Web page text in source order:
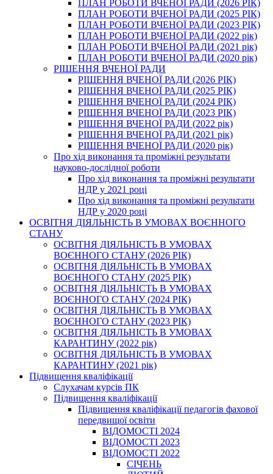
ПЛАН РОБОТИ ВЧЕНОЇ РАДИ (2026 РІК)
ПЛАН РОБОТИ ВЧЕНОЇ РАДИ (2025 РІК)
ПЛАН РОБОТИ ВЧЕНОЇ РАДИ (2023 РІК)
ПЛАН РОБОТИ ВЧЕНОЇ РАДИ (2022 рік)
ПЛАН РОБОТИ ВЧЕНОЇ РАДИ (2021 рік)
ПЛАН РОБОТИ ВЧЕНОЇ РАДИ (2020 рік)
РІШЕННЯ ВЧЕНОЇ РАДИ
РІШЕННЯ ВЧЕНОЇ РАДИ (2026 РІК)
РІШЕННЯ ВЧЕНОЇ РАДИ (2025 РІК)
РІШЕННЯ ВЧЕНОЇ РАДИ (2024 РІК)
РІШЕННЯ ВЧЕНОЇ РАДИ (2023 РІК)
РІШЕННЯ ВЧЕНОЇ РАДИ (2022 рік)
РІШЕННЯ ВЧЕНОЇ РАДИ (2021 рік)
РІШЕННЯ ВЧЕНОЇ РАДИ (2020 рік)
Про хід виконання та проміжні результати
науково-дослідної роботи
Про хід виконання та проміжні результати
НДР у 2021 році
Про хід виконання та проміжні результати
НДР у 2020 році
ОСВІТНЯ ДІЯЛЬНІСТЬ В УМОВАХ ВОЄННОГО
СТАНУ
ОСВІТНЯ ДІЯЛЬНІСТЬ В УМОВАХ
ВОЄННОГО СТАНУ (2026 РІК)
ОСВІТНЯ ДІЯЛЬНІСТЬ В УМОВАХ
ВОЄННОГО СТАНУ (2025 РІК)
ОСВІТНЯ ДІЯЛЬНІСТЬ В УМОВАХ
ВОЄННОГО СТАНУ (2024 РІК)
ОСВІТНЯ ДІЯЛЬНІСТЬ В УМОВАХ
ВОЄННОГО СТАНУ (2023 РІК)
ОСВІТНЯ ДІЯЛЬНІСТЬ В УМОВАХ
КАРАНТИНУ (2022 рік)
ОСВІТНЯ ДІЯЛЬНІСТЬ В УМОВАХ
КАРАНТИНУ (2021 рік)
Підвищення кваліфікації
Слухачам курсів ПК
Підвищення кваліфікації
Підвищення кваліфікації педагогів фахової
передвищої освіти
ВІДОМОСТІ 2024
ВІДОМОСТІ 2023
ВІДОМОСТІ 2022
СІЧЕНЬ